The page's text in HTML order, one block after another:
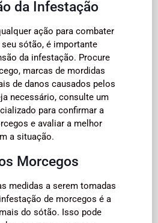
da Infestação
ação para combater
sótão, é importante
da infestação. Procure
marcas de mordidas
de danos causados pelos
necessário, consulte um
para confirmar a
e avaliar a melhor
a situação.
Morcegos
medidas a serem tomadas
de morcegos é a
do sótão. Isso pode